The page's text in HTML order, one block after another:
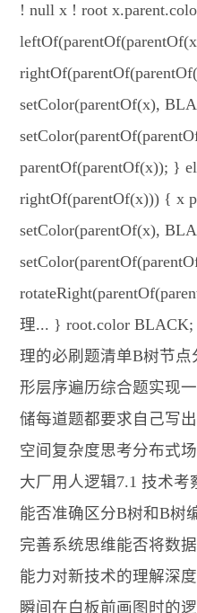
! null x ! root
setColor(parentOf(x),
parentOf(parentOf(x)); }
rightOf(parentOf(x))) { x
setColor(parentOf(x),
理... } root.color
理的必刷题清单B树节
形层序遍历综合题实现
储每道题都要求自己写
空间复杂度思考分布式
大厂用人逻辑7.1 技术
能否准确区分B树和B树
完善系统思维能否将数
能力对新技术的理解深
瞬间在白板前画图时的